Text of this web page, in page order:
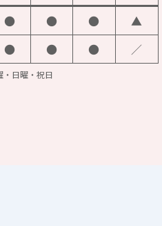
● ● ● ▲
● ● ● ／
日曜・祝日